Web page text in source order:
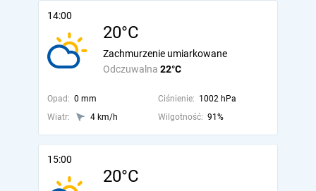
14:00
20°C
Odczuwalna 22°C
Zachmurzenie umiarkowane
Opad: 0 mm Ciśnienie: 1002 hPa
Wiatr:
4 km/h Wilgotność: 91%
15:00
20°C